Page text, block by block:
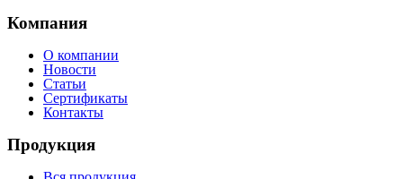
Компания
О компании
Новости
Статьи
Сертификаты
Контакты
Продукция